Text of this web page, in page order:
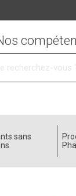
sans